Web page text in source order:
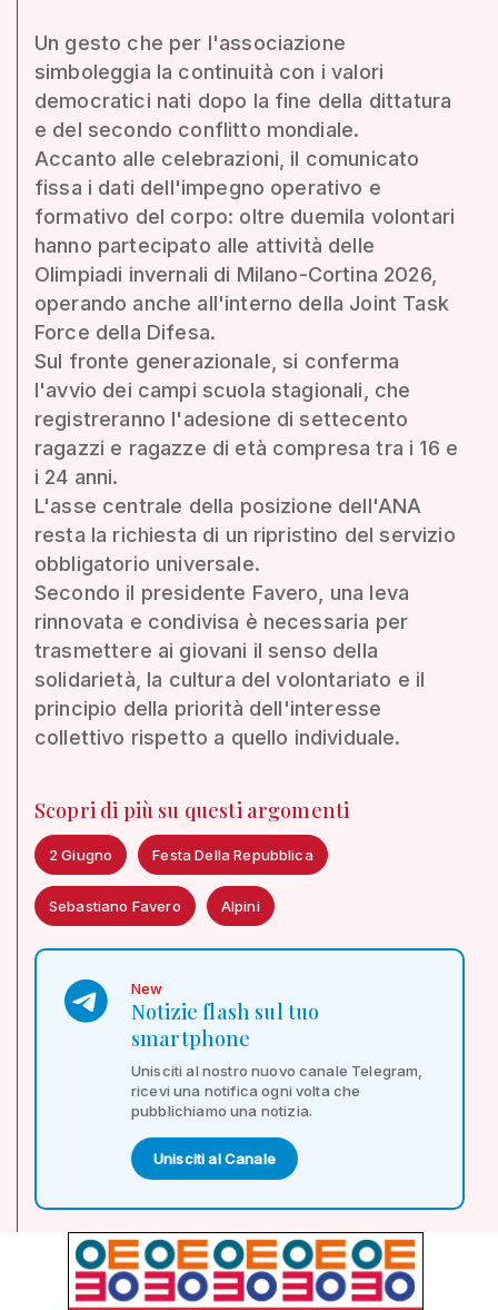
Un gesto che per l'associazione
simboleggia la continuità con i valori
democratici nati dopo la fine della dittatura
e del secondo conflitto mondiale.
Accanto alle celebrazioni, il comunicato
fissa i dati dell'impegno operativo e
formativo del corpo: oltre duemila volontari
hanno partecipato alle attività delle
Olimpiadi invernali di Milano-Cortina 2026,
operando anche all'interno della Joint Task
Force della Difesa.
Sul fronte generazionale, si conferma
l'avvio dei campi scuola stagionali, che
registreranno l'adesione di settecento
ragazzi e ragazze di età compresa tra i 16 e
i 24 anni.
L'asse centrale della posizione dell'ANA
resta la richiesta di un ripristino del servizio
obbligatorio universale.
Secondo il presidente Favero, una leva
rinnovata e condivisa è necessaria per
trasmettere ai giovani il senso della
solidarietà, la cultura del volontariato e il
principio della priorità dell'interesse
collettivo rispetto a quello individuale.
Scopri di più su questi argomenti
2 Giugno Festa Della Repubblica
Sebastiano Favero Alpini
New
Notizie flash sul tuo
smartphone
Unisciti al nostro nuovo canale Telegram,
ricevi una notifica ogni volta che
pubblichiamo una notizia.
Unisciti al Canale